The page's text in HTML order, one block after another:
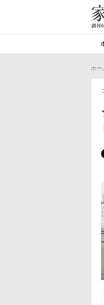
ホー